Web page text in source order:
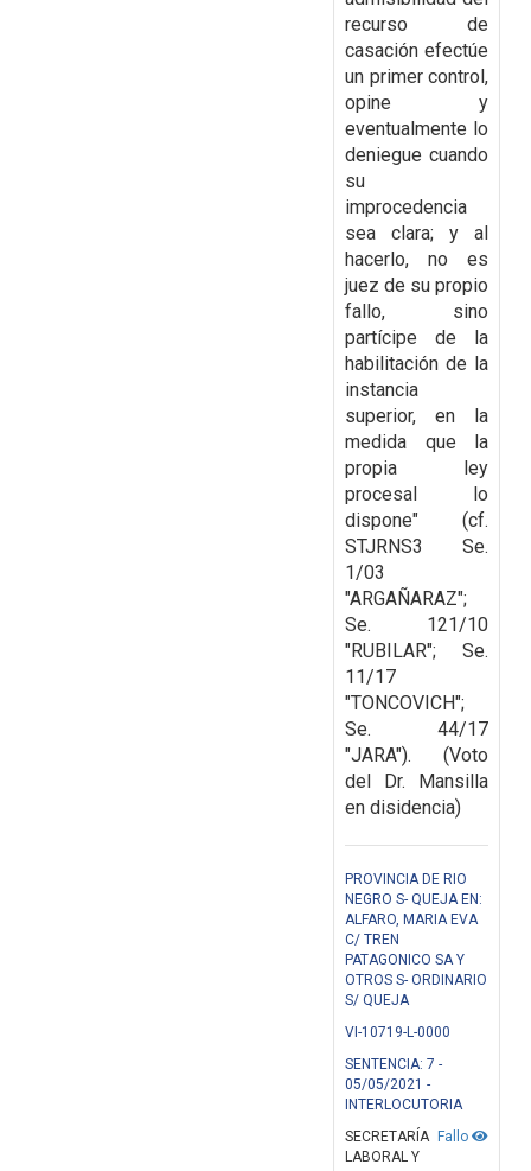
recurso de
casación efectúe
un primer control,
opine y
eventualmente lo
deniegue cuando
su
improcedencia
sea clara; y al
hacerlo, no es
juez de su propio
fallo, sino
partícipe de la
habilitación de la
instancia
superior, en la
medida que la
propia ley
procesal lo
dispone" (cf.
STJRNS3 Se.
1/03
"ARGAÑARAZ";
Se. 121/10
"RUBILAR"; Se.
11/17
"TONCOVICH";
Se. 44/17
"JARA"). (Voto
del Dr. Mansilla
en disidencia)
PROVINCIA DE RIO
NEGRO S- QUEJA EN:
ALFARO, MARIA EVA
C/ TREN
PATAGONICO SA Y
OTROS S- ORDINARIO
S/ QUEJA
VI-10719-L-0000
SENTENCIA: 7 -
05/05/2021 -
INTERLOCUTORIA
Fallo
SECRETARÍA
LABORAL Y